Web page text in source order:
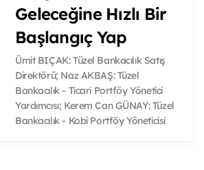
Geleceğine Hızlı Bir
Başlangıç Yap
Ümit BIÇAK: Tüzel Bankacılık Satış
Direktörü; Naz AKBAŞ: Tüzel
Bankacılık - Ticari Portföy Yönetici
Yardımcısı; Kerem Can GÜNAY: Tüzel
Bankacılık - Kobi Portföy Yöneticisi